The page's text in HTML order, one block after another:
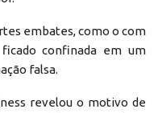
embates, como o com
confinada em um
falsa.
revelou o motivo de